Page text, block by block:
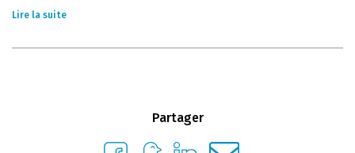
Lire la suite
Partager